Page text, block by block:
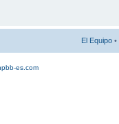
El Equipo •
es.com